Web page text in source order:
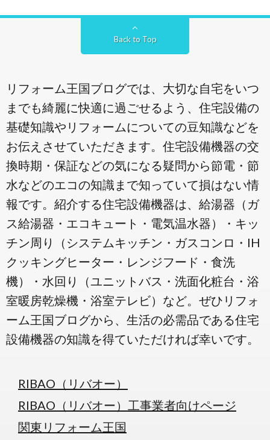
Back to Top
リフォーム王国ブログでは、大切な自宅をいつ
までも綺麗に快適に過ごせるよう、住宅設備の
基礎知識やリフォームについての豆知識などを
お伝えさせていただきます。住宅設備機器の交
換時期・保証などの気になる疑問から節電・節
水などのエコの知識まで知っていて損はない情
報です。紹介する住宅設備機器は、給湯器（ガ
ス給湯器・エコキュート・電気温水器）・キッ
チン周り（システムキッチン・ガスコンロ・IH
クッキングヒーター・レンジフード・食洗
機）・水回り（ユニットバス・洗面化粧台・浴
室暖房乾燥機・浴室テレビ）など。ぜひリフォ
ーム王国ブログから、生活の必需品である住宅
設備機器の知識を得ていただければ幸いです。
RIBAO（リバオー）
RIBAO（リバオー）工事業者向けページ
関東リフォーム王国